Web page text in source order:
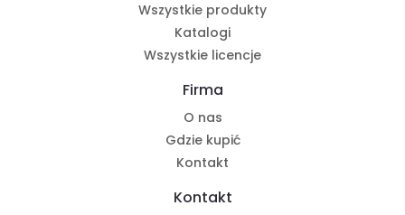
Wszystkie produkty
Katalogi
Wszystkie licencje
Firma
O nas
Gdzie kupić
Kontakt
Kontakt